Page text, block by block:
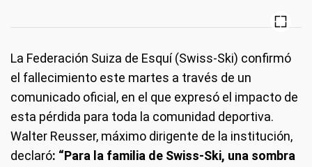
La Federación Suiza de Esquí (Swiss-Ski) confirmó
el fallecimiento este martes a través de un
comunicado oficial, en el que expresó el impacto de
esta pérdida para toda la comunidad deportiva.
Walter Reusser, máximo dirigente de la institución,
declaró: “Para la familia de Swiss-Ski, una sombra